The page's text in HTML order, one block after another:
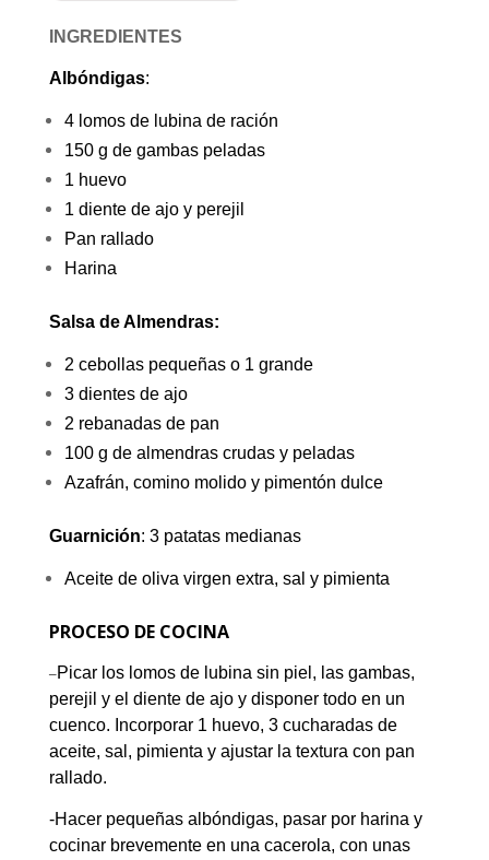
INGREDIENTES
Albóndigas:
4 lomos de lubina de ración
150 g de gambas peladas
1 huevo
1 diente de ajo y perejil
Pan rallado
Harina
Salsa de Almendras:
2 cebollas pequeñas o 1 grande
3 dientes de ajo
2 rebanadas de pan
100 g de almendras crudas y peladas
Azafrán, comino molido y pimentón dulce
Guarnición: 3 patatas medianas
Aceite de oliva virgen extra, sal y pimienta
PROCESO DE COCINA
–Picar los lomos de lubina sin piel, las gambas,
perejil y el diente de ajo y disponer todo en un
cuenco. Incorporar 1 huevo, 3 cucharadas de
aceite, sal, pimienta y ajustar la textura con pan
rallado.
-Hacer pequeñas albóndigas, pasar por harina y
cocinar brevemente en una cacerola, con unas